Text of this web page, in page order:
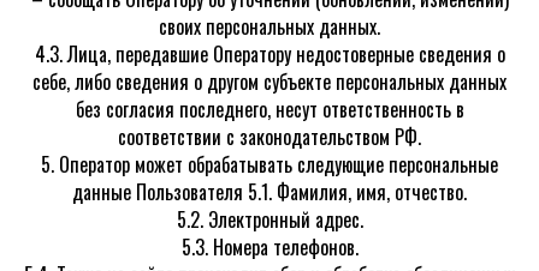
своих персональных данных.
4.3. Лица, передавшие Оператору недостоверные сведения о
себе, либо сведения о другом субъекте персональных данных
без согласия последнего, несут ответственность в
соответствии с законодательством РФ.
5. Оператор может обрабатывать следующие персональные
данные Пользователя 5.1. Фамилия, имя, отчество.
5.2. Электронный адрес.
5.3. Номера телефонов.